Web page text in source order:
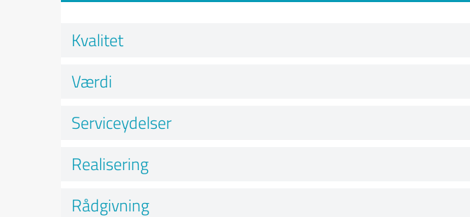
Kvalitet
Værdi
Serviceydelser
Realisering
Rådgivning